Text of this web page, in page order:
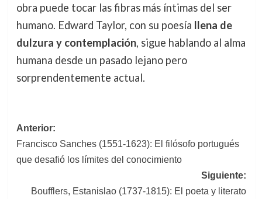
obra puede tocar las fibras más íntimas del ser
humano. Edward Taylor, con su poesía llena de
dulzura y contemplación, sigue hablando al alma
humana desde un pasado lejano pero
sorprendentemente actual.
Navegación
de
entradas
Anterior:
Francisco Sanches (1551-1623): El filósofo portugués
que desafió los límites del conocimiento
Siguiente:
Boufflers, Estanislao (1737-1815): El poeta y literato